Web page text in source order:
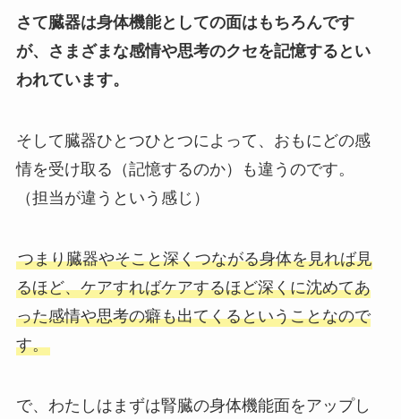
さて臓器は身体機能としての面はもちろんです
が、さまざまな感情や思考のクセを記憶するとい
われています。
そして臓器ひとつひとつによって、おもにどの感
情を受け取る（記憶するのか）も違うのです。
（担当が違うという感じ）
つまり臓器やそこと深くつながる身体を見れば見
るほど、ケアすればケアするほど深くに沈めてあ
った感情や思考の癖も出てくるということなので
す。
で、わたしはまずは腎臓の身体機能面をアップし